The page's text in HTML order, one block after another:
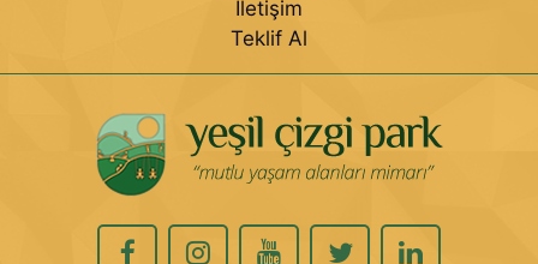
İletişim
Teklif Al